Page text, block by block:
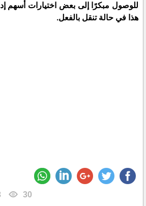
للوصول مبكرًا إلى بعض اختيارات أسهم
هذا في حالة تنقل بالفعل.
30